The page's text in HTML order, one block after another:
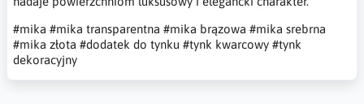
#mika #mika transparentna #mika brązowa #mika srebrna
#mika złota #dodatek do tynku #tynk kwarcowy #tynk
dekoracyjny